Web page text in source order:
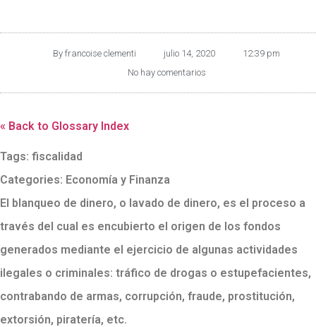
By francoise clementi julio 14, 2020
12:39 pm
No hay comentarios
« Back to Glossary Index
Tags: fiscalidad
Categories: Economía y Finanza
El blanqueo de dinero, o lavado de dinero, es el proceso a
través del cual es encubierto el origen de los fondos
generados mediante el ejercicio de algunas actividades
ilegales o criminales: tráfico de drogas o estupefacientes,
contrabando de armas, corrupción, fraude, prostitución,
extorsión, piratería, etc.